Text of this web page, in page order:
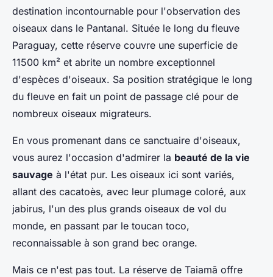
destination incontournable pour l'observation des
oiseaux dans le Pantanal. Située le long du fleuve
Paraguay, cette réserve couvre une superficie de
11500 km² et abrite un nombre exceptionnel
d'espèces d'oiseaux. Sa position stratégique le long
du fleuve en fait un point de passage clé pour de
nombreux oiseaux migrateurs.
En vous promenant dans ce sanctuaire d'oiseaux,
vous aurez l'occasion d'admirer la beauté de la vie
sauvage à l'état pur. Les oiseaux ici sont variés,
allant des cacatoès, avec leur plumage coloré, aux
jabirus, l'un des plus grands oiseaux de vol du
monde, en passant par le toucan toco,
reconnaissable à son grand bec orange.
Mais ce n'est pas tout. La réserve de Taiamã offre